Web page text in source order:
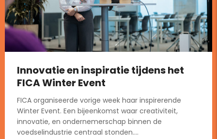
Innovatie en inspiratie tijdens het
FICA Winter Event
FICA organiseerde vorige week haar inspirerende
Winter Event. Een bijeenkomst waar creativiteit,
innovatie, en ondernemerschap binnen de
voedselindustrie centraal stonden....